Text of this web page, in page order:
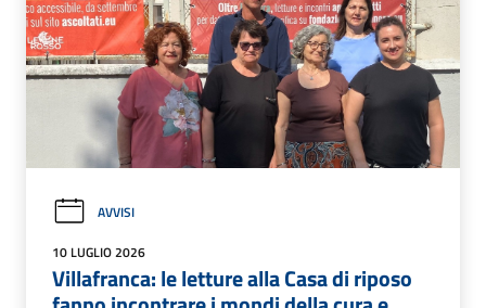
AVVISI
10 LUGLIO 2026
Villafranca: le letture alla Casa di riposo